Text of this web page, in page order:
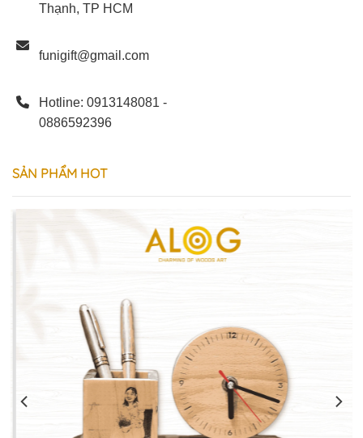
Thạnh, TP HCM
funigift@gmail.com
Hotline: 0913148081 -
0886592396
SẢN PHẨM HOT